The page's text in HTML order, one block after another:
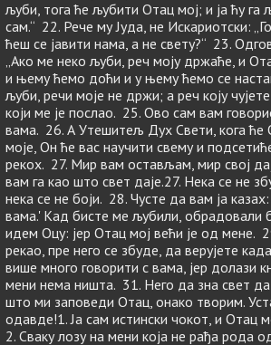
љуби, тога ће љубити Отац мој; и ја ћу га
сам.“ 22. Рече му Јуда, не Искариотски:
ћеш се јавити нама, а не свету?“ 23.
„Ако ме неко љуби, реч моју држаће, и
и њему ћемо доћи и у њему ћемо се
љуби, речи моје не држи; а реч коју
који ме је послао. 25. Ово сам вам
вама. 26. А Утешитељ Дух Свети, кога ће
моје, Он ће вас научити свему и
рекох. 27. Мир вам остављам, мир свој
вам га као што свет даје.27. Нека се не
нека се не боји. 28. Чусте да вам ја
вама.' Кад бисте ме љубили, обрадовали
идем Оцу: јер Отац мој већи је од мене.
рекао, пре него се збуде, да верујете
више много говорити с вама, јер долази
мени нема ништа. 31. Него да зна свет
што ми заповеди Отац, онако творим.
одавде!1. Ја сам истински чокот, и Отац
2. Сваку лозу на мени која не рађа рода